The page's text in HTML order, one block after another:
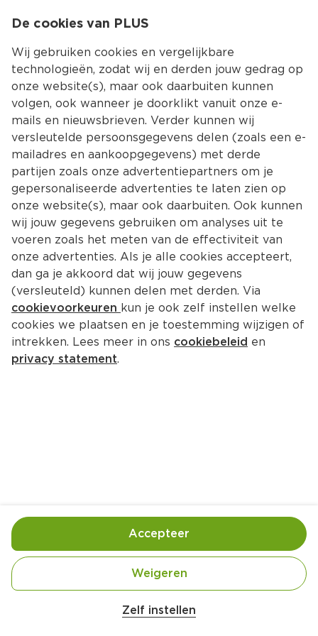
Kies jouw
400 gram katenspek (in dikke plakken, in smalle
De cookies van PLUS
Wij gebruiken cookies en vergelijkbare
technologieën, zodat wij en derden jouw gedrag op
onze website(s), maar ook daarbuiten kunnen
volgen, ook wanneer je doorklikt vanuit onze e-
mails en nieuwsbrieven. Verder kunnen wij
versleutelde persoonsgegevens delen (zoals een e-
mailadres en aankoopgegevens) met derde
partijen zoals onze advertentiepartners om je
gepersonaliseerde advertenties te laten zien op
onze website(s), maar ook daarbuiten. Ook kunnen
wij jouw gegevens gebruiken om analyses uit te
voeren zoals het meten van de effectiviteit van
onze advertenties. Als je alle cookies accepteert,
dan ga je akkoord dat wij jouw gegevens
(versleuteld) kunnen delen met derden. Via
cookievoorkeuren kun je ook zelf instellen welke
cookies we plaatsen en je toestemming wijzigen of
intrekken. Lees meer in ons cookiebeleid en
privacy statement.
Zelf instellen
Weigeren
Accepteer